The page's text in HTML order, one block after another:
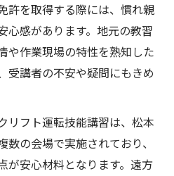
許を取得する際には、慣れ親
心感があります。地元の教習
や作業現場の特性を熟知した
受講者の不安や疑問にもきめ
リフト運転技能講習は、松本
の会場で実施されており、
が安心材料となります。遠方